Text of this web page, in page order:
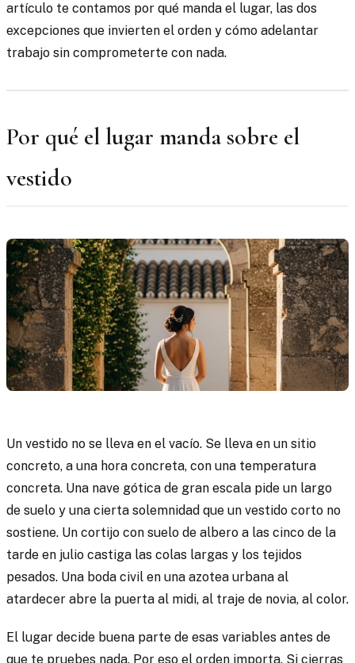
artículo te contamos por qué manda el lugar, las dos
excepciones que invierten el orden y cómo adelantar
trabajo sin comprometerte con nada.
Por qué el lugar manda sobre el
vestido
Un vestido no se lleva en el vacío. Se lleva en un sitio
concreto, a una hora concreta, con una temperatura
concreta. Una nave gótica de gran escala pide un largo
de suelo y una cierta solemnidad que un vestido corto no
sostiene. Un cortijo con suelo de albero a las cinco de la
tarde en julio castiga las colas largas y los tejidos
pesados. Una boda civil en una azotea urbana al
atardecer abre la puerta al midi, al traje de novia, al color.
El lugar decide buena parte de esas variables antes de
que te pruebes nada. Por eso el orden importa. Si cierras